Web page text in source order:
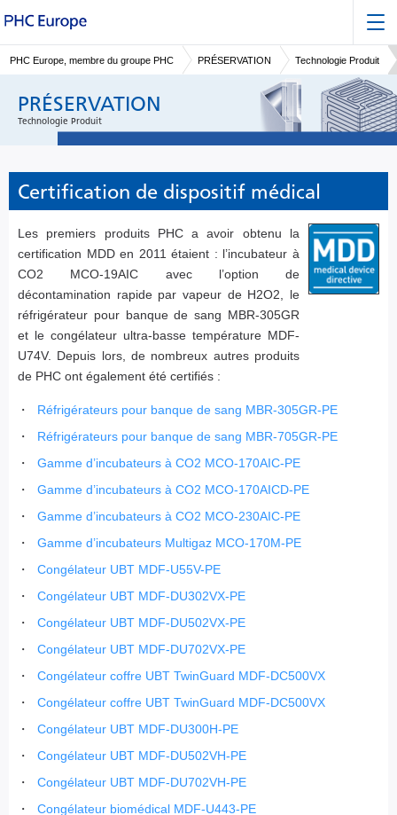
PHC Europe, membre du groupe PHC PRÉSERVATION Technologie Produit
PRÉSERVATION
Technologie Produit
Certification de dispositif médical
Les premiers produits PHC a avoir obtenu la
certification MDD en 2011 étaient : l’incubateur à
CO2 MCO-19AIC avec l’option de
décontamination rapide par vapeur de H2O2, le
réfrigérateur pour banque de sang MBR-305GR
et le congélateur ultra-basse température MDF-
U74V. Depuis lors, de nombreux autres produits
de PHC ont également été certifiés :
Réfrigérateurs pour banque de sang MBR-305GR-PE
Réfrigérateurs pour banque de sang MBR-705GR-PE
Gamme d’incubateurs à CO2 MCO-170AIC-PE
Gamme d’incubateurs à CO2 MCO-170AICD-PE
Gamme d’incubateurs à CO2 MCO-230AIC-PE
Gamme d’incubateurs Multigaz MCO-170M-PE
Congélateur UBT MDF-U55V-PE
Congélateur UBT MDF-DU302VX-PE
Congélateur UBT MDF-DU502VX-PE
Congélateur UBT MDF-DU702VX-PE
Congélateur coffre UBT TwinGuard MDF-DC500VX
Congélateur coffre UBT TwinGuard MDF-DC500VX
Congélateur UBT MDF-DU300H-PE
Congélateur UBT MDF-DU502VH-PE
Congélateur UBT MDF-DU702VH-PE
Congélateur biomédical MDF-U443-PE